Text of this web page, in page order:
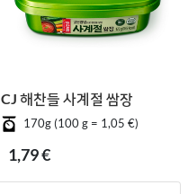
CJ 해찬들 사계절 쌈장
170g (100 g = 1,05 €)
1,79 €